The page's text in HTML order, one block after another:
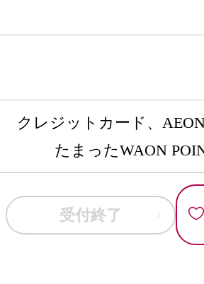
クレジットカード、
たまったWAON
受付終了